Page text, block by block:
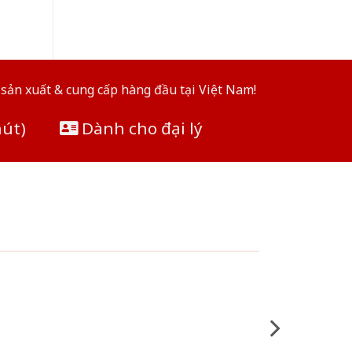
xuất & cung cấp hàng đầu tại Việt Nam!
Dành cho đại lý